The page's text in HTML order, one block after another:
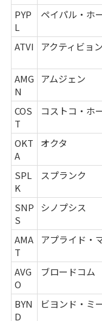
PYP
L
ペイパル・ホ
ATVI
アクティビョ
AMG
N
アムジェン
COS
T
コストコ・ホ
OKT
A
オクタ
SPL
K
スプランク
SNP
S
シノプシス
AMA
T
アプライド・
AVG
O
ブロードコム
BYN
D
ビヨンド・ミ